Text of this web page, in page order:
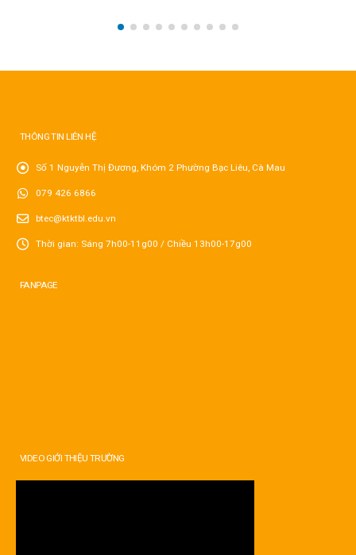
THÔNG TIN LIÊN HỆ
Số 1 Nguyễn Thị Đương, Khóm 2 Phường Bạc Liêu, Cà Mau
079 426 6866
btec@ktktbl.edu.vn
Thời gian: Sáng 7h00-11g00 / Chiều 13h00-17g00
FANPAGE
VIDEO GIỚI THIỆU TRƯỜNG